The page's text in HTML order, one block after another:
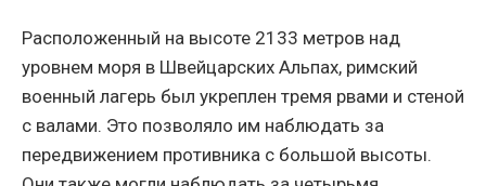
Расположенный на высоте 2133 метров над
уровнем моря в Швейцарских Альпах, римский
военный лагерь был укреплен тремя рвами и стеной
с валами. Это позволяло им наблюдать за
передвижением противника с большой высоты.